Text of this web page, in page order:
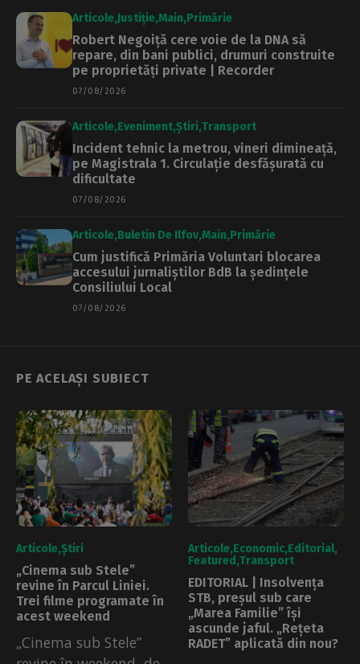
Articole Justiție Main Primărie
Robert Negoiță cere voie de la DNA să
repare, din bani publici, drumuri construite
pe proprietăți private | Recorder
07/08/2026
Articole Eveniment Știri Transport
Incident tehnic la metrou, vineri dimineață,
pe Magistrala 1. Circulație desfășurată cu
dificultate
07/08/2026
Articole Buletin De Ilfov Main Primărie
Cum justifică Primăria Voluntari blocarea
accesului jurnaliștilor BdB la ședințele
Consiliului Local
07/08/2026
PE ACELAȘI SUBIECT
Articole Știri
„Cinema sub Stele”
revine în Parcul Liniei.
Trei filme programate în
acest weekend
„Cinema sub Stele”
Articole Economic Editorial
Featured Transport
EDITORIAL | Insolvența
STB, preșul sub care
„Marea Familie” își
ascunde jaful. „Rețeta
RADET” aplicată din nou?